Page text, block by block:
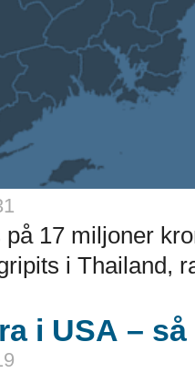
17 miljoner
i Thailand,
i USA –